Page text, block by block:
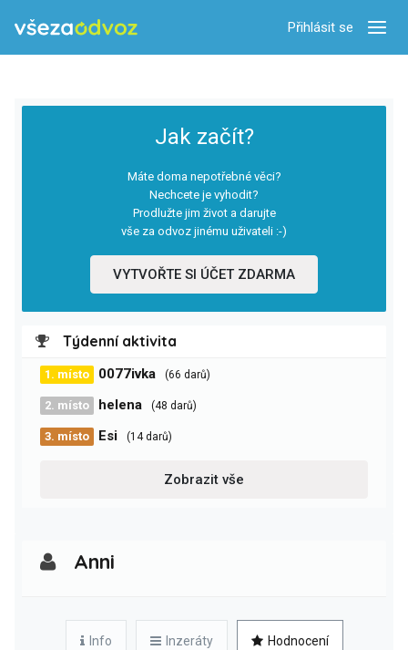
Přihlásit se
Jak začít?
Máte doma nepotřebné věci?
Nechcete je vyhodit?
Prodlužte jim život a darujte
vše za odvoz jinému uživateli :-)
VYTVOŘTE SI ÚČET ZDARMA
Týdenní aktivita
1. místo 0077ivka (66 darů)
2. místo helena (48 darů)
3. místo Esi (14 darů)
Zobrazit vše
Anni
Info Inzeráty Hodnocení